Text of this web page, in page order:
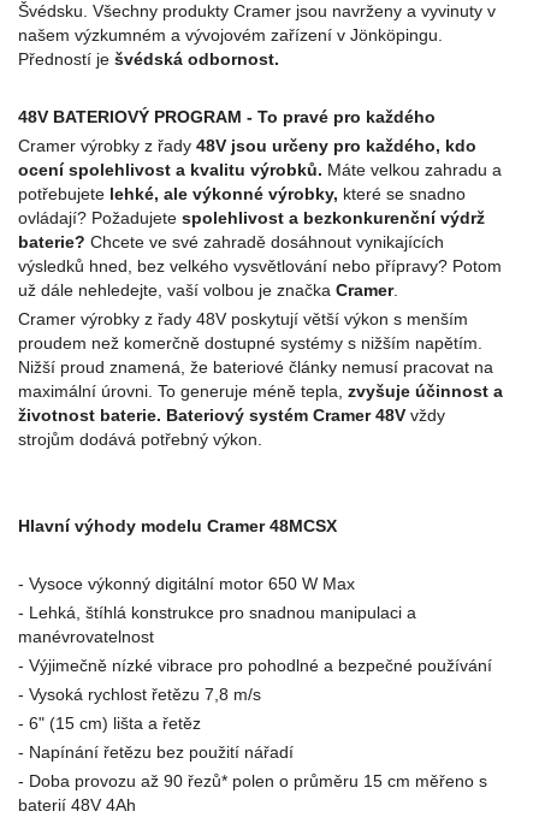
Švédsku. Všechny produkty Cramer jsou navrženy a vyvinuty v
našem výzkumném a vývojovém zařízení v Jönköpingu.
Předností je švédská odbornost.
48V BATERIOVÝ PROGRAM - To pravé pro každého
Cramer výrobky z řady 48V jsou určeny pro každého, kdo
ocení spolehlivost a kvalitu výrobků. Máte velkou zahradu a
potřebujete lehké, ale výkonné výrobky, které se snadno
ovládají? Požadujete spolehlivost a bezkonkurenční výdrž
baterie? Chcete ve své zahradě dosáhnout vynikajících
výsledků hned, bez velkého vysvětlování nebo přípravy? Potom
už dále nehledejte, vaší volbou je značka Cramer.
Cramer výrobky z řady 48V poskytují větší výkon s menším
proudem než komerčně dostupné systémy s nižším napětím.
Nižší proud znamená, že bateriové články nemusí pracovat na
maximální úrovni. To generuje méně tepla, zvyšuje účinnost a
životnost baterie. Bateriový systém Cramer 48V vždy
strojům dodává potřebný výkon.
Hlavní výhody modelu Cramer 48MCSX
- Vysoce výkonný digitální motor 650 W Max
- Lehká, štíhlá konstrukce pro snadnou manipulaci a
manévrovatelnost
- Výjimečně nízké vibrace pro pohodlné a bezpečné používání
- Vysoká rychlost řetězu 7,8 m/s
- 6" (15 cm) lišta a řetěz
- Napínání řetězu bez použití nářadí
- Doba provozu až 90 řezů* polen o průměru 15 cm měřeno s
baterií 48V 4Ah